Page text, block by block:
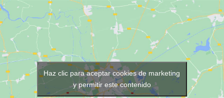
para mantener las toallas
listas para cada servicio. Con
16 litros de capacidad
espacio para hasta 8 toallas
una resistente estructura de
acero inoxidable, es perfecto
para peluquerías, barberías,
spas y centros de estética.
altura para sujeción firme.
Permite movimientos realistas
en todas direcciones. Perfecto
para practicar peinados y
técnicas de peluquería.
Haz clic para aceptar cookies de marketing
y permitir este contenido